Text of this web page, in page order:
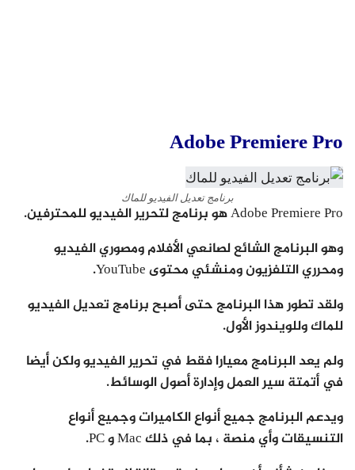
Adobe Premiere Pro
برنامج تعديل الفيديو للماك
Adobe Premiere Pro هو برنامج لتحرير الفيديو للمحترفين.
وهو البرنامج الشائع لصانعي الأفلام ومصوري الفيديو
ومحرري التلفزيون ومنشئي محتوى YouTube.
ولقد تطور هذا البرنامج حتى أصبح برنامج تعديل الفيديو
للماك وللويندوز الأول.
ولم يعد البرنامج معيارا فقط في تحرير الفيديو ولكن أيضا
في أتمتة سير العمل وإدارة أصول الوسائط.
ويدعم البرنامج جميع أنواع الكاميرات وجميع أنواع
التنسيقات وأي منصة ، بما في ذلك Mac و PC.